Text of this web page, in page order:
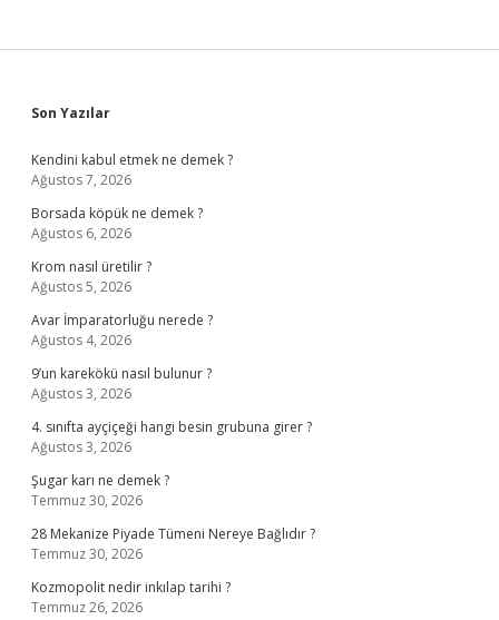
Sidebar
Son Yazılar
Kendini kabul etmek ne demek ?
Ağustos 7, 2026
Borsada köpük ne demek ?
Ağustos 6, 2026
Krom nasıl üretilir ?
Ağustos 5, 2026
Avar İmparatorluğu nerede ?
Ağustos 4, 2026
9’un karekökü nasıl bulunur ?
Ağustos 3, 2026
4. sınıfta ayçiçeği hangi besin grubuna girer ?
Ağustos 3, 2026
Şugar karı ne demek ?
Temmuz 30, 2026
28 Mekanize Piyade Tümeni Nereye Bağlıdır ?
Temmuz 30, 2026
Kozmopolit nedir inkılap tarihi ?
Temmuz 26, 2026